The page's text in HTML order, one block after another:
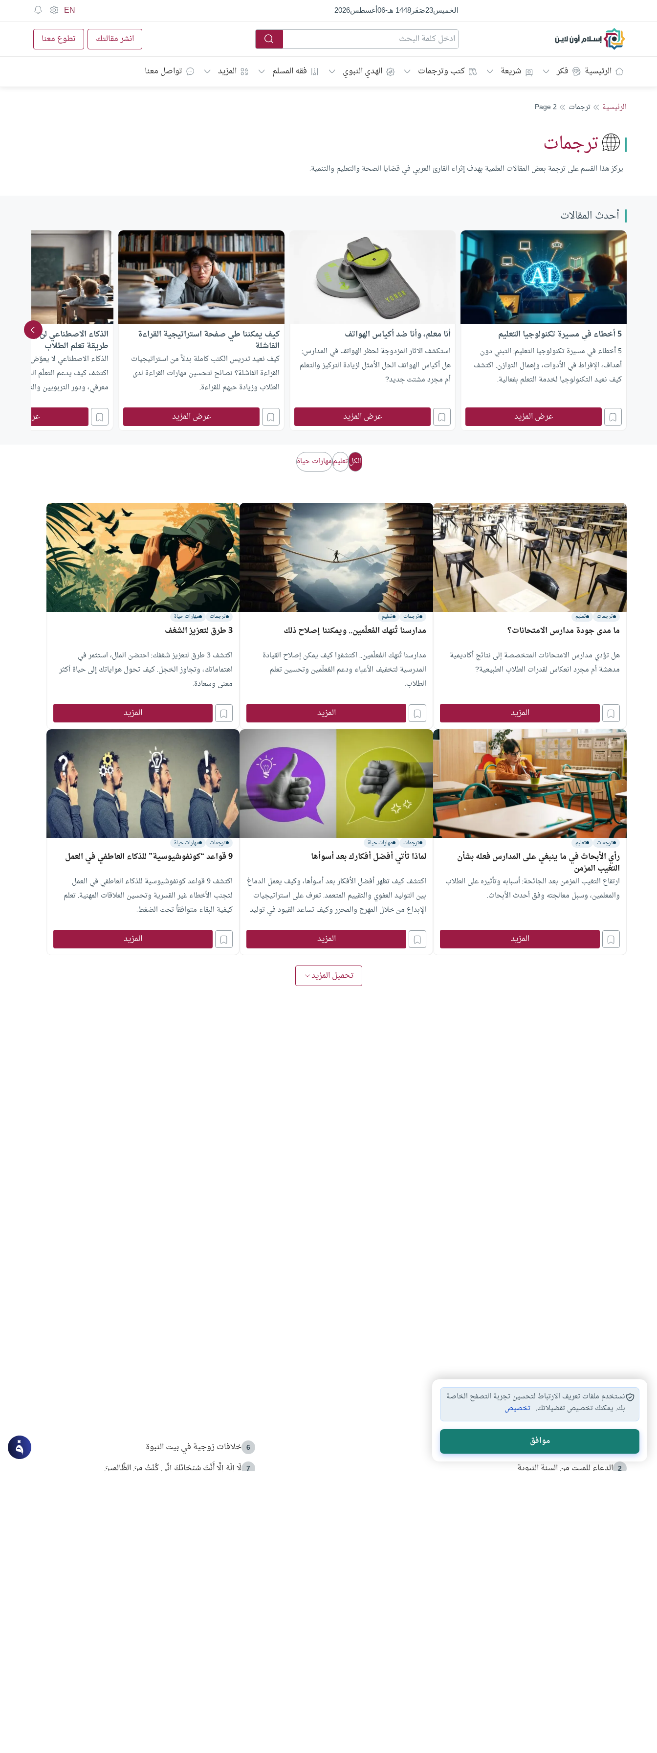
الخميس23صَفَر1448 هـ -
06أغسطس2026
EN
إسلام أون لاين انشر مقالتك تطوع معنا
الرئيسية فكر شريعة كتب وترجمات الهدي النبوي فقه المسلم المزيد تواصل معنا
الرئيسية ترجمات Page 2
ترجمات
يركز هذا القسم على ترجمة بعض المقالات العلمية بهدف إثراء القارئ العربي في قضايا الصحة والتعليم والتنمية.
أحدث المقالات
5 أخطاء في مسيرة تكنولوجيا التعليم
5 أخطاء في مسيرة تكنولوجيا التعليم: التبني دون
أهداف، الإفراط في الأدوات، وإهمال التوازن. اكتشف
كيف نعيد التكنولوجيا لخدمة التعلم بفعالية.
عرض المزيد
أنا معلم، وأنا ضد أكياس الهواتف
استكشف الآثار المزدوجة لحظر الهواتف في المدارس:
هل أكياس الهواتف الحل الأمثل لزيادة التركيز والتعلم
أم مجرد مشتت جديد?
عرض المزيد
كيف يمكننا طي صفحة استراتيجية القراءة
الفاشلة
كيف نعيد تدريس الكتب كاملة بدلاً من استراتيجيات
القراءة الفاشلة؟ نصائح لتحسين مهارات القراءة لدى
الطلاب وزيادة حبهم للقراءة.
عرض المزيد
الذكاء الاصطناعي لن يعوّض
طريقة تعلم الطلاب
الذكاء الاصطناعي لا يعوّض المعلمين
اكتشف كيف يدعم التعلّم الحقيقي
معرفي، ودور التربويين والتقنية
عرض المزيد
الكلتعليممهارات حياة
ترجمات تعليم
ما مدى جودة مدارس الامتحانات؟
هل تؤدي مدارس الامتحانات المتخصصة إلى نتائج أكاديمية
مدهشة أم مجرد انعكاس لقدرات الطلاب الطبيعية?
المزيد
ترجمات تعليم
مدارسنا تُنهك المُعلّمين.. ويمكننا إصلاح ذلك
مدارسنا تُنهك المُعلّمين.. اكتشفوا كيف يمكن إصلاح القيادة
المدرسية لتخفيف الأعباء ودعم المُعلّمين وتحسين تعلم
الطلاب.
المزيد
ترجمات مهارات حياة
3 طرق لتعزيز الشغف
اكتشف 3 طرق لتعزيز شغفك: احتضن الملل، استثمر في
اهتماماتك، وتجاوز الخجل. كيف تحول هواياتك إلى حياة أكثر
معنى وسعادة.
المزيد
ترجمات تعليم
رأي الأبحاث في ما ينبغي على المدارس فعله بشأن
التغيب المزمن
ارتفاع التغيب المزمن بعد الجائحة: أسبابه وتأثيره على الطلاب
والمعلمين، وسبل معالجته وفق أحدث الأبحاث.
المزيد
ترجمات مهارات حياة
لماذا تأتي أفضل أفكارك بعد أسوأها
اكتشف كيف تظهر أفضل الأفكار بعد أسوأها، وكيف يعمل الدماغ
بين التوليد العفوي والتقييم المتعمد. تعرف على استراتيجيات
الإبداع من خلال المهرج والمحرر وكيف تساعد القيود في توليد
المزيد
ترجمات مهارات حياة
9 قواعد “كونفوشيوسية” للذكاء العاطفي في العمل
اكتشف 9 قواعد كونفوشيوسية للذكاء العاطفي في العمل
لتجنب الأخطاء غير القسرية وتحسين العلاقات المهنية. تعلم
كيفية البقاء متوافقاً تحت الضغط.
المزيد
تحميل المزيد
الأكثر قراءة
أدعية من السنة النبوية
2 الدعاء للميت من السنة النبوية
6 خلافات زوجية في بيت النبوة
7 لَا إِلَهَ إِلَّا أَنْتَ سُبْحَانَكَ إِنِّي كُنْتُ مِنَ الظَّالِمِينَ
نستخدم ملفات تعريف الارتباط لتحسين تجربة التصفح الخاصة
بك. يمكنك تخصيص تفضيلاتك. تخصيص
موافق